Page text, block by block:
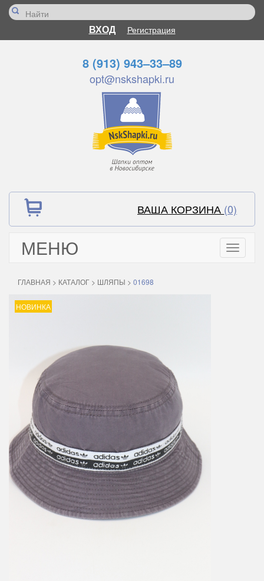
ВХОД Регистрация
8 (913) 943–33–89
opt@nskshapki.ru
ВАША КОРЗИНА (0)
МЕНЮ
Toggle
ГЛАВНАЯ > КАТАЛОГ > ШЛЯПЫ > 01698
НОВИНКА